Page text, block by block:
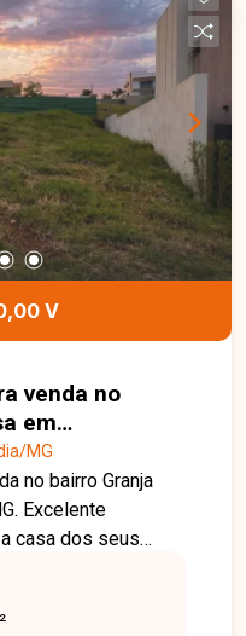
Os ambientes
conforto,
dos
com área
bairro Novo
venha conhecer
V
venda no
em
MG
no bairro Granja
casa dos seus
está localizado
que oferece